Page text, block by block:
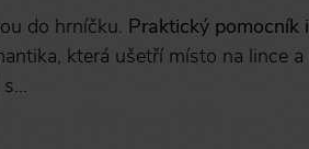
do hrníčku. Praktický pomocník i
která ušetří místo na lince a